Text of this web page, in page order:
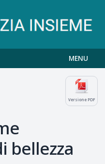
MENU
Versione PDF
bellezza